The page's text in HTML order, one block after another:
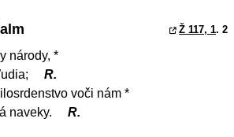
Ž 117, 1. 2
národy, *
R.
voči nám *
naveky.
R.